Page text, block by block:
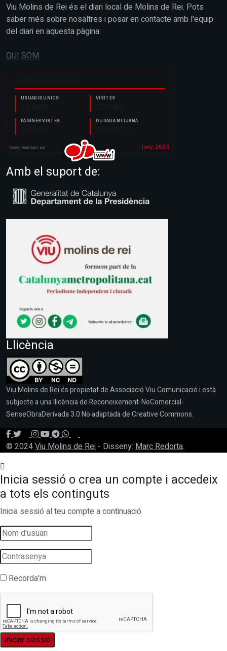
Viu Molins de Rei és el diari local de Molins de Rei. Pots
saber més sobre nosaltres i posar en contacte amb l'equip
del diari en aquesta pàgina:
QUI SOM
Amb el suport de:
Llicència
Viu Molins de Rei és propietat de Associació Viu Comunicació i està
subjecte a una llicència de Reconeixement-NoComercial-
SenseObraDerivada 3.0 No adaptada de Creative Commons.
© 2024Viu Molins de Rei - Disseny: Marc Redorta.
Inicia sessió o crea un compte i accedeix
a tots els continguts
Inicia sessió al teu compte a continuació
Recorda'm